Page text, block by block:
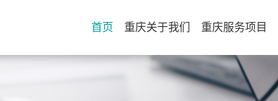
首页 重庆关于我们 重庆服务项目